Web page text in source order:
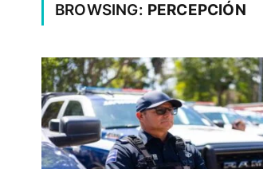
BROWSING: PERCEPCIÓN